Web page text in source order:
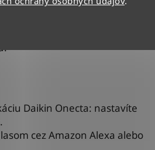
a pri neprítomnosti
Daikin Onecta: nastavíte
cez Amazon Alexa alebo